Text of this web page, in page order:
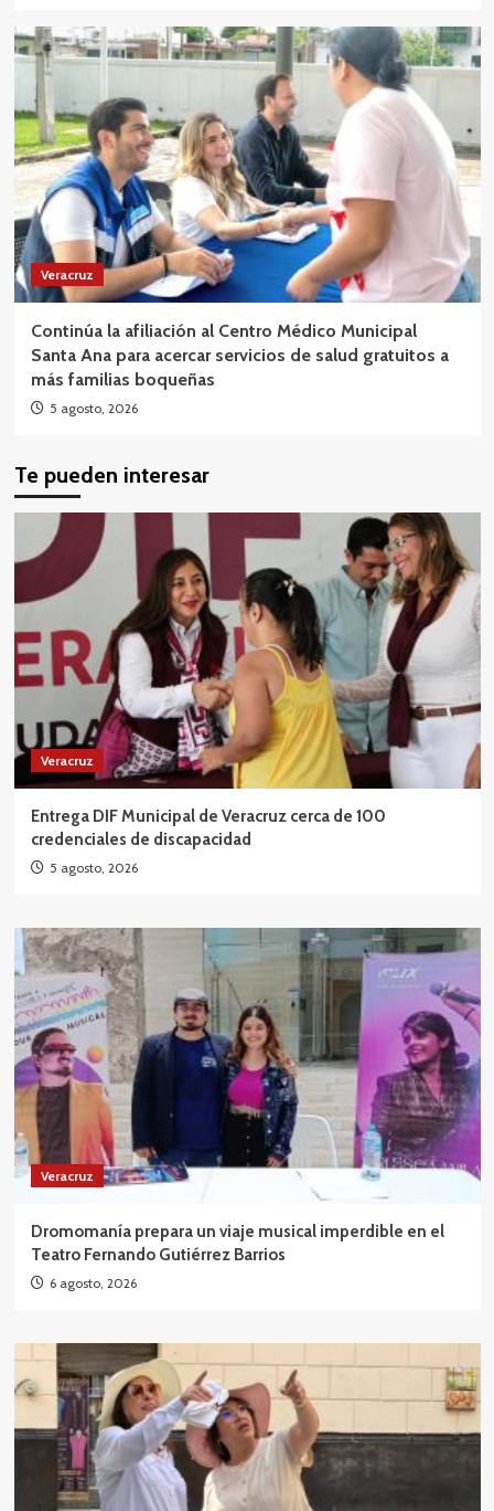
Veracruz
Continúa la afiliación al Centro Médico Municipal
Santa Ana para acercar servicios de salud gratuitos a
más familias boqueñas
5 agosto, 2026
Te pueden interesar
Veracruz
Entrega DIF Municipal de Veracruz cerca de 100
credenciales de discapacidad
5 agosto, 2026
Veracruz
Dromomanía prepara un viaje musical imperdible en el
Teatro Fernando Gutiérrez Barrios
6 agosto, 2026